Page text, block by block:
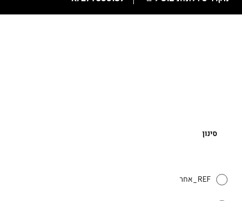
סינון
REF_אחר